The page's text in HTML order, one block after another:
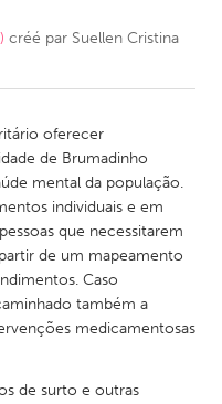
créé par Suellen Cristina
oferecer
de Brumadinho
mental da população.
individuais e em
que necessitarem
de um mapeamento
Caso
também a
medicamentosas
de surto e outras